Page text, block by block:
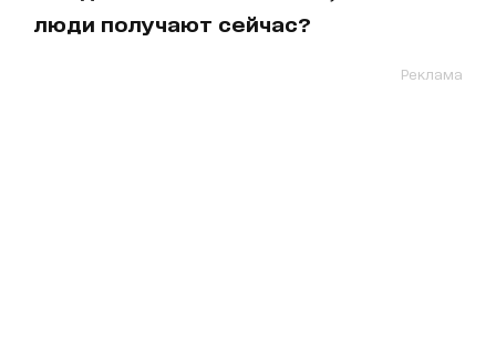
люди получают сейчас?
Реклама